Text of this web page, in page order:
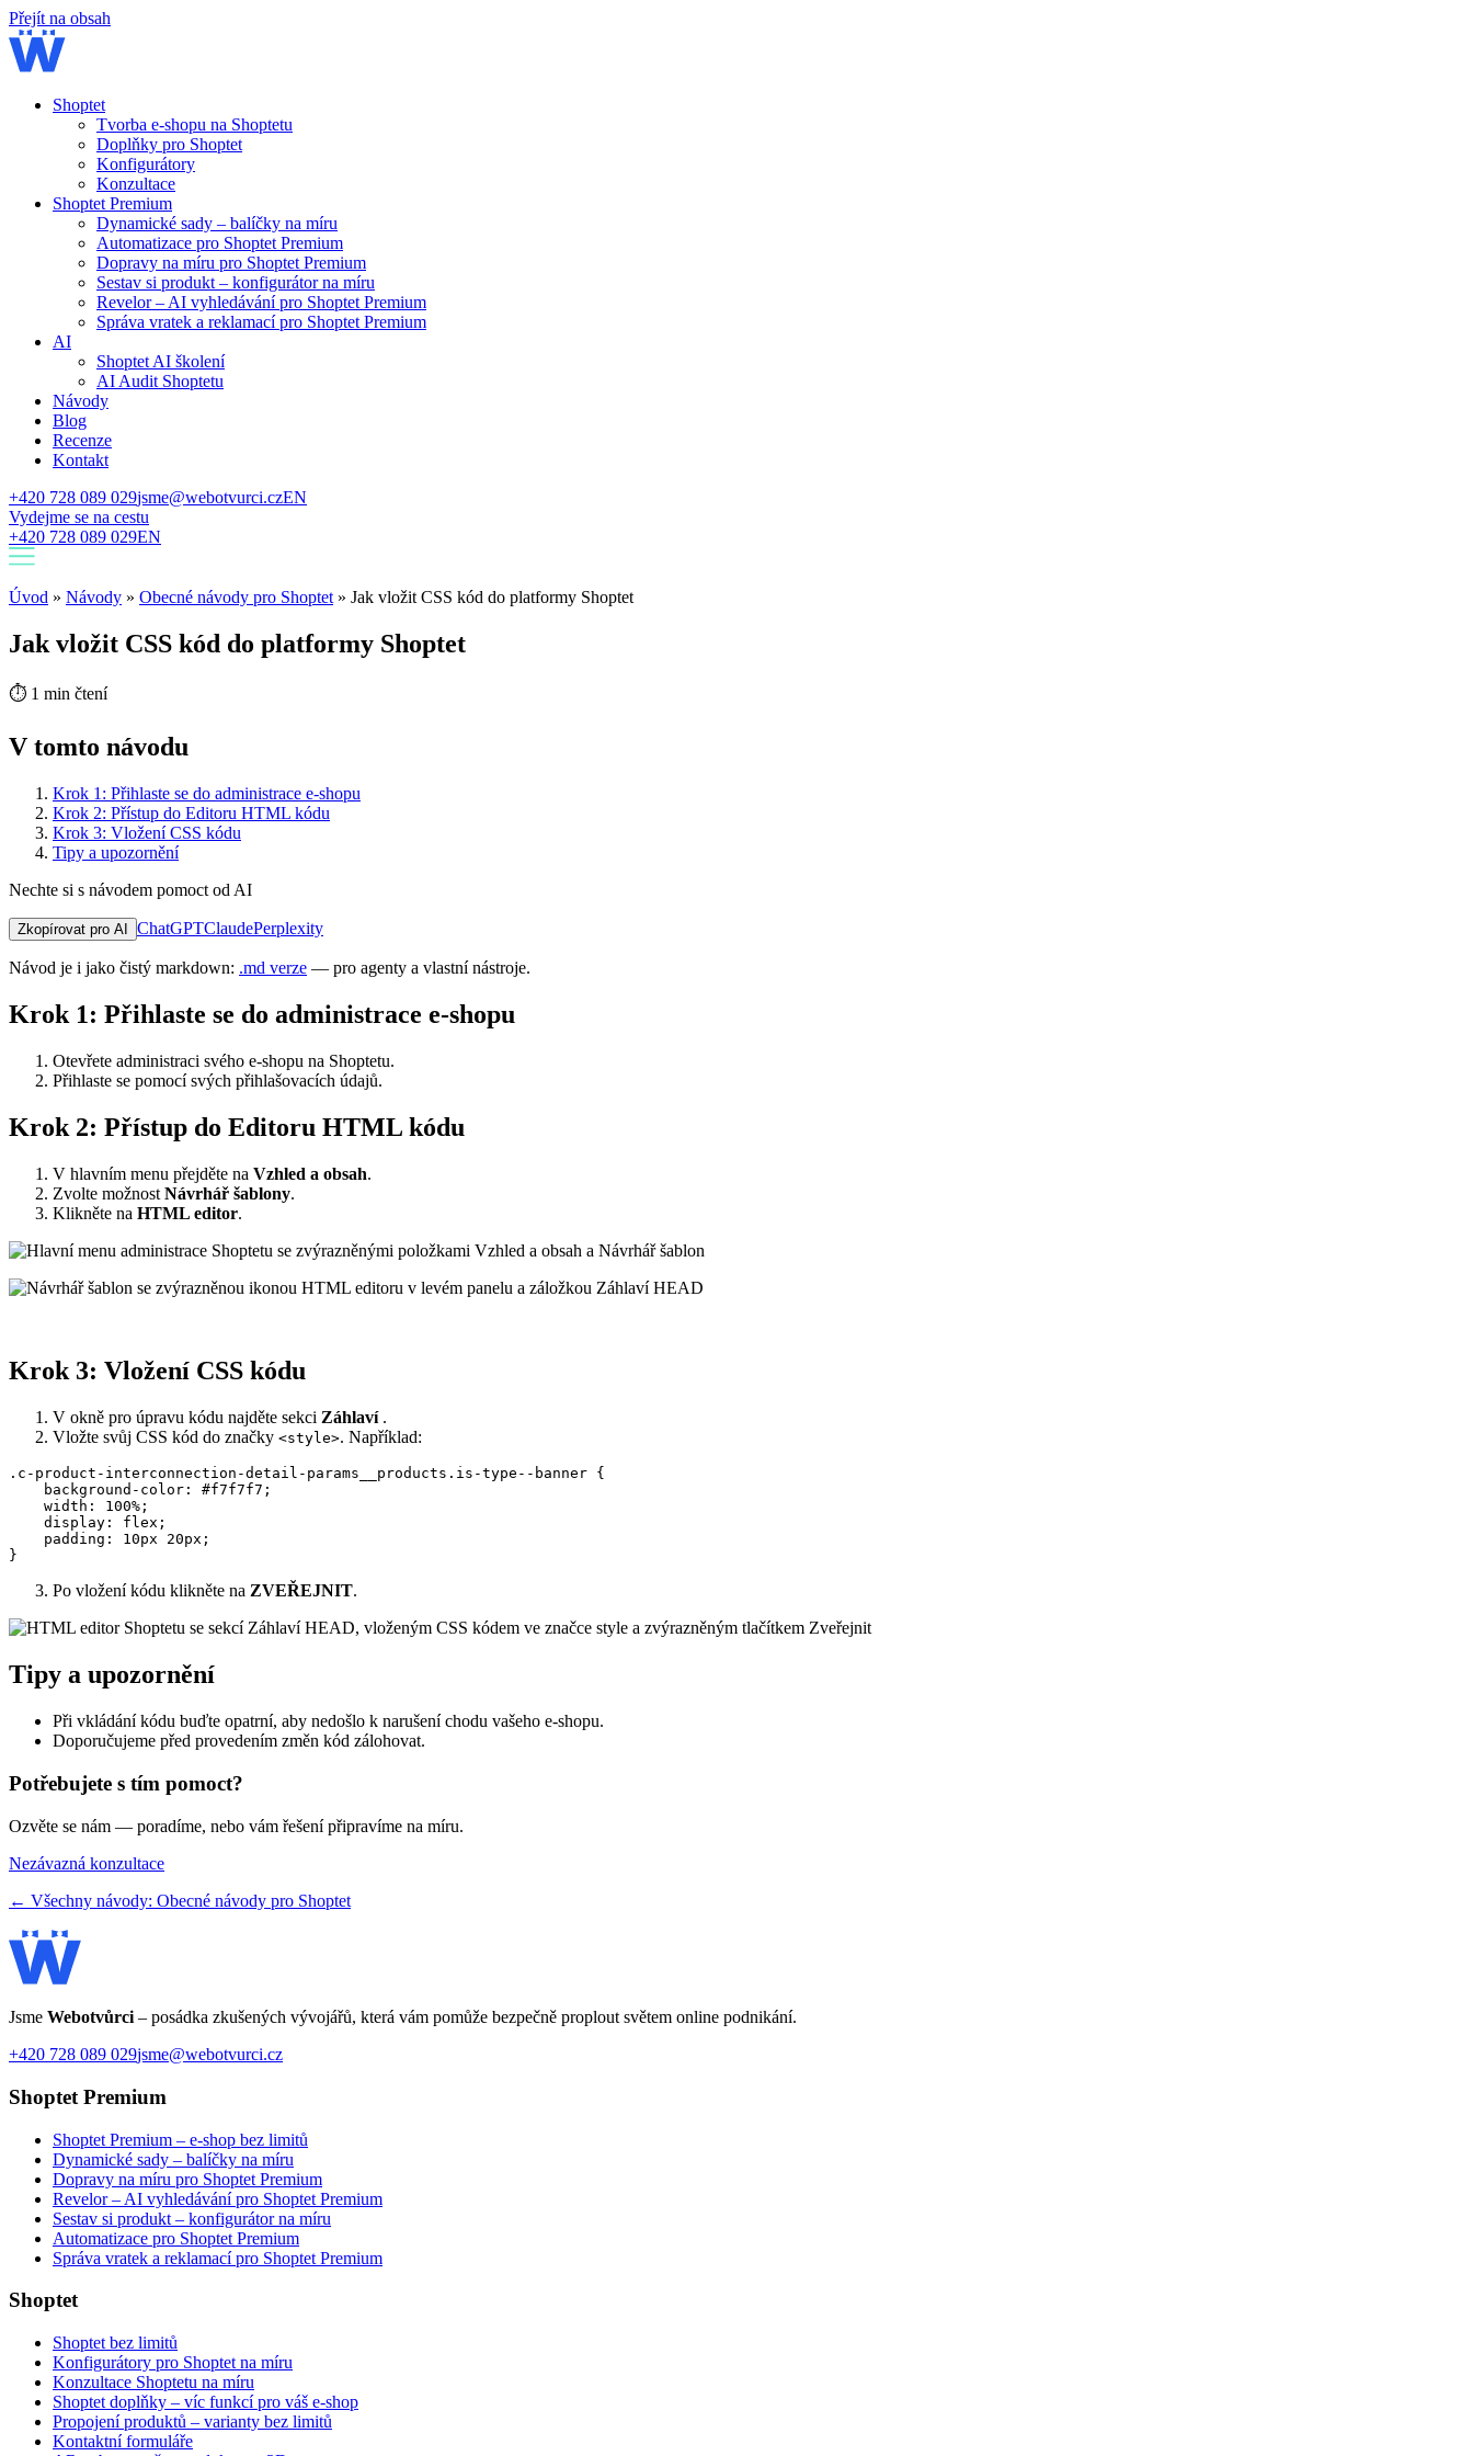
Přejít na obsah
Shoptet
Tvorba e-shopu na Shoptetu
Doplňky pro Shoptet
Konfigurátory
Konzultace
Shoptet Premium
Dynamické sady – balíčky na míru
Automatizace pro Shoptet Premium
Dopravy na míru pro Shoptet Premium
Sestav si produkt – konfigurátor na míru
Revelor – AI vyhledávání pro Shoptet Premium
Správa vratek a reklamací pro Shoptet Premium
AI
Shoptet AI školení
AI Audit Shoptetu
Návody
Blog
Recenze
Kontakt
+420 728 089 029jsme@webotvurci.czEN
Vydejme se na cestu
+420 728 089 029EN
Úvod » Návody » Obecné návody pro Shoptet » Jak vložit CSS kód do platformy Shoptet
Jak vložit CSS kód do platformy Shoptet
⏱ 1 min čtení
V tomto návodu
Krok 1: Přihlaste se do administrace e-shopu
Krok 2: Přístup do Editoru HTML kódu
Krok 3: Vložení CSS kódu
Tipy a upozornění
Nechte si s návodem pomoct od AI
Zkopírovat pro AI ChatGPTClaudePerplexity
Návod je i jako čistý markdown: .md verze — pro agenty a vlastní nástroje.
Krok 1: Přihlaste se do administrace e-shopu
Otevřete administraci svého e-shopu na Shoptetu.
Přihlaste se pomocí svých přihlašovacích údajů.
Krok 2: Přístup do Editoru HTML kódu
V hlavním menu přejděte na Vzhled a obsah.
Zvolte možnost Návrhář šablony.
Klikněte na HTML editor.
Krok 3: Vložení CSS kódu
V okně pro úpravu kódu najděte sekci Záhlaví .
Vložte svůj CSS kód do značky <style>. Například:
.c-product-interconnection-detail-params__products.is-type--banner {
    background-color: #f7f7f7;
    width: 100%;
    display: flex;
    padding: 10px 20px;
Po vložení kódu klikněte na ZVEŘEJNIT.
Tipy a upozornění
Při vkládání kódu buďte opatrní, aby nedošlo k narušení chodu vašeho e-shopu.
Doporučujeme před provedením změn kód zálohovat.
Potřebujete s tím pomoct?
Ozvěte se nám — poradíme, nebo vám řešení připravíme na míru.
Nezávazná konzultace
← Všechny návody: Obecné návody pro Shoptet
Jsme Webotvůrci – posádka zkušených vývojářů, která vám pomůže bezpečně proplout světem online podnikání.
+420 728 089 029jsme@webotvurci.cz
Shoptet Premium
Shoptet Premium – e-shop bez limitů
Dynamické sady – balíčky na míru
Dopravy na míru pro Shoptet Premium
Revelor – AI vyhledávání pro Shoptet Premium
Sestav si produkt – konfigurátor na míru
Automatizace pro Shoptet Premium
Správa vratek a reklamací pro Shoptet Premium
Shoptet
Shoptet bez limitů
Konfigurátory pro Shoptet na míru
Konzultace Shoptetu na míru
Shoptet doplňky – víc funkcí pro váš e-shop
Propojení produktů – varianty bez limitů
Kontaktní formuláře